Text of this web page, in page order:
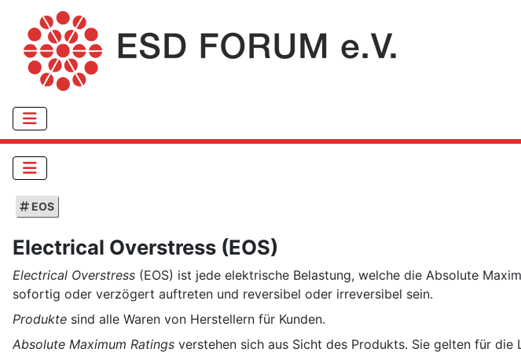
EOS
Electrical Overstress (EOS)
Electrical Overstress (EOS) ist jede elektrische Belastung, welche die Absolute
sofortig oder verzögert auftreten und reversibel oder irreversibel sein.
Produkte sind alle Waren von Herstellern für Kunden.
Absolute Maximum Ratings verstehen sich aus Sicht des Produkts. Sie gelten für